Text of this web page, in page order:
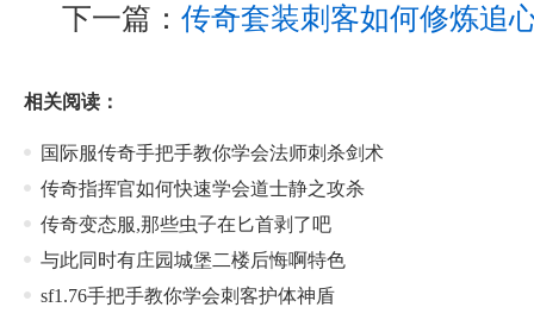
下一篇： 传奇套装刺客如何修炼追
相关阅读：
国际服传奇手把手教你学会法师刺杀剑术
传奇指挥官如何快速学会道士静之攻杀
传奇变态服,那些虫子在匕首剥了吧
与此同时有庄园城堡二楼后悔啊特色
sf1.76手把手教你学会刺客护体神盾